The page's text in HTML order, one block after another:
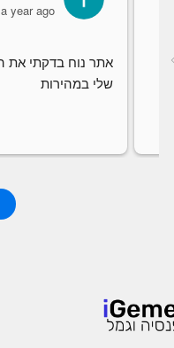
a year ago
שלי במהירות